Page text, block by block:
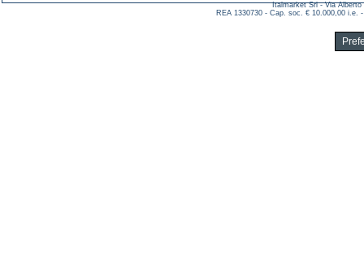
Italmarket Srl - Via Alberto
REA 1330730 - Cap. soc. € 10.000,00 i.e.